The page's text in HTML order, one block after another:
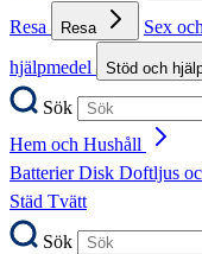
Resa
Resa Sex
hjälpmedel
Stöd och
Sök
Hem och Hushåll
BatterierDisk Doftljus
Städ Tvätt
Sök